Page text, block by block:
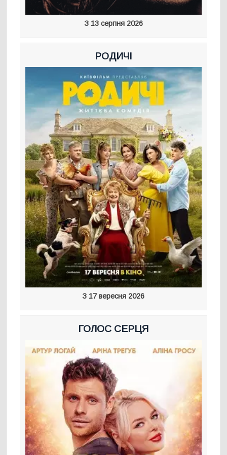
З 13 серпня 2026
РОДИЧІ
З 17 вересня 2026
ГОЛОС СЕРЦЯ